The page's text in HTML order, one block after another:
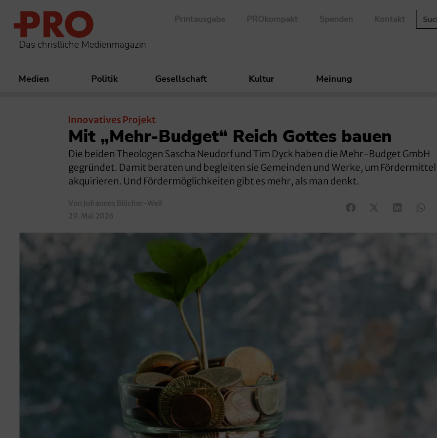
Das christliche Medienmagazin
Printausgabe PROkompakt Spenden Kontakt
Medien Politik Gesellschaft Kultur Meinung
Innovatives Projekt
Mit „Mehr-Budget“ Reich Gottes bauen
Die beiden Theologen Sascha Neudorf und Tim Dyck haben die Mehr-Budget GmbH
gegründet. Damit beraten und begleiten sie Gemeinden und Werke, um Fördermittel
akquirieren. Und Fördermöglichkeiten gibt es mehr, als man denkt.
Von Johannes Blöcher-Weil
29. Mai 2026